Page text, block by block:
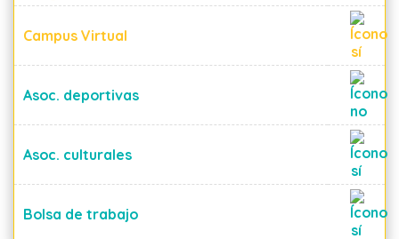
Campus Virtual
Asoc. deportivas
Asoc. culturales
Bolsa de trabajo